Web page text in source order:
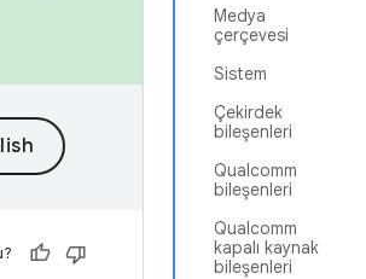
Medya
çerçevesi
Sistem
Çekirdek
bileşenleri
Qualcomm
bileşenleri
Qualcomm
kapalı kaynak
bileşenleri